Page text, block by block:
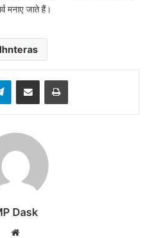
मनाए जाते हैं।
TelegramShare via Email Print
Dask
Website